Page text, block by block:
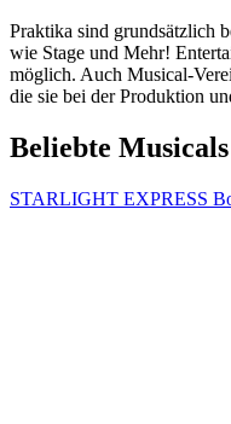
Praktika sind grundsätzlich
wie Stage und Mehr!
möglich. Auch Musical-
die sie bei der Produktion
Beliebte Musicals
STARLIGHT EXPRESS